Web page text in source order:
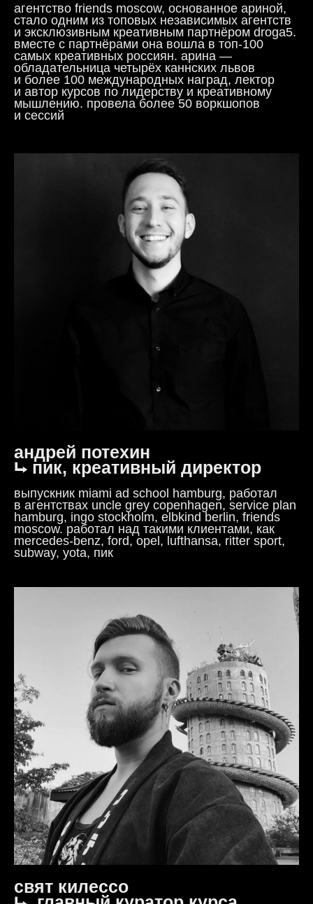
агентство friends moscow, основанное ариной,
стало одним из топовых независимых агентств
и эксклюзивным креативным партнёром droga5.
вместе с партнёрами она вошла в топ-100
самых креативных россиян. арина —
обладательница четырёх каннских львов
и более 100 международных наград, лектор
и автор курсов по лидерству и креативному
мышлению. провела более 50 воркшопов
и сессий
андрей потехин
⮡ пик, креативный директор
выпускник miami ad school hamburg, работал
в агентствах uncle grey copenhagen, service plan
hamburg, ingo stockholm, elbkind berlin, friends
moscow. работал над такими клиентами, как
mercedes-benz, ford, opel, lufthansa, ritter sport,
subway, yota, пик
свят килессо